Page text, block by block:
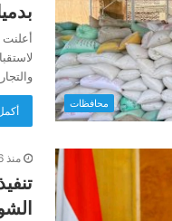
محافظات
منذ 6 أيام